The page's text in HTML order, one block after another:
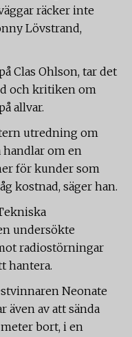
räcker inte
Lövstrand,
Clas Ohlson, tar det
och kritiken om
allvar.
utredning om
handlar om en
för kunder som
kostnad, säger han.
undersökte
radiostörningar
hantera.
Neonate
även av att sända
bort, i en